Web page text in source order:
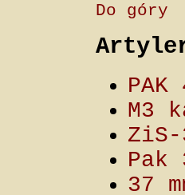
Do góry
M3
37